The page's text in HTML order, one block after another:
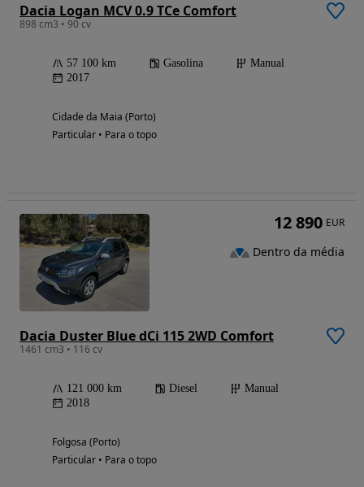
Dacia Logan MCV 0.9 TCe Comfort
898 cm3 • 90 cv
57 100 km Gasolina
Manual
2017
Cidade da Maia (Porto)
Particular • Para o topo
Dacia Duster Blue dCi 115 2WD Comfort
1461 cm3 • 116 cv
121 000 km Diesel
Manual
2018
Folgosa (Porto)
Particular • Para o topo
12 890 EUR
Dentro da média